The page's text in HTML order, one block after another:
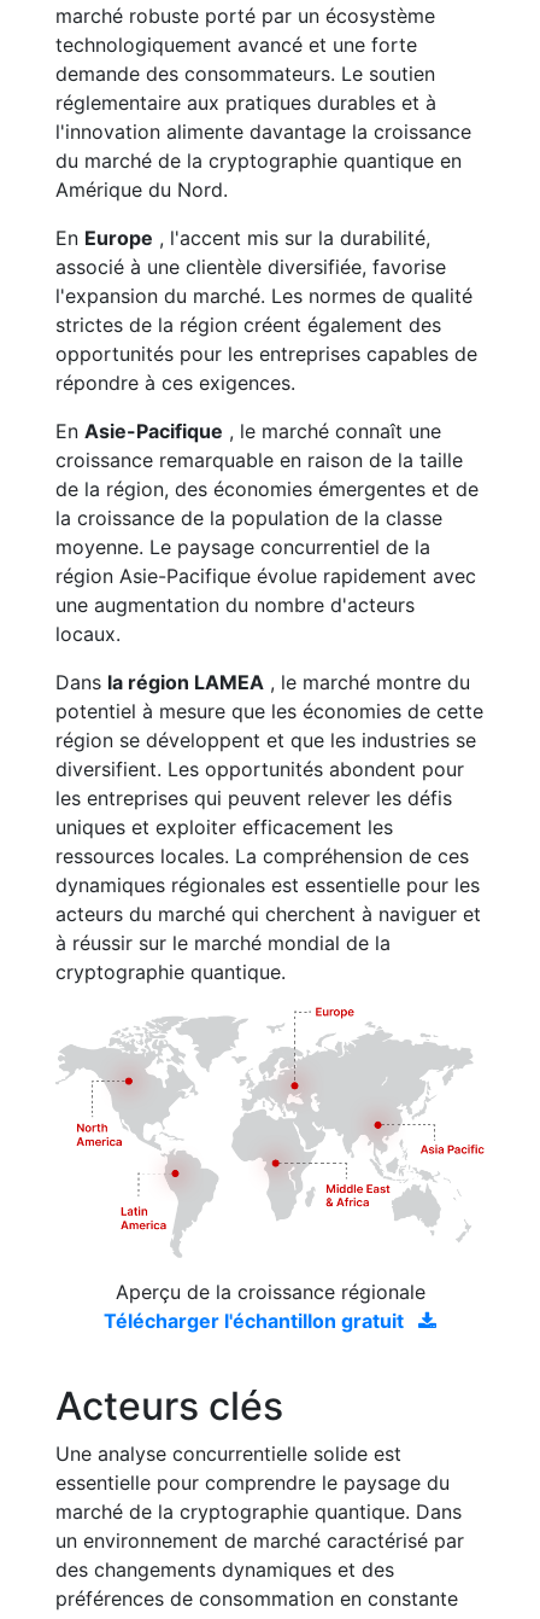
marché robuste porté par un écosystème
technologiquement avancé et une forte
demande des consommateurs. Le soutien
réglementaire aux pratiques durables et à
l'innovation alimente davantage la croissance
du marché de la cryptographie quantique en
Amérique du Nord.
En Europe , l'accent mis sur la durabilité,
associé à une clientèle diversifiée, favorise
l'expansion du marché. Les normes de qualité
strictes de la région créent également des
opportunités pour les entreprises capables de
répondre à ces exigences.
En Asie-Pacifique , le marché connaît une
croissance remarquable en raison de la taille
de la région, des économies émergentes et de
la croissance de la population de la classe
moyenne. Le paysage concurrentiel de la
région Asie-Pacifique évolue rapidement avec
une augmentation du nombre d'acteurs
locaux.
Dans la région LAMEA , le marché montre du
potentiel à mesure que les économies de cette
région se développent et que les industries se
diversifient. Les opportunités abondent pour
les entreprises qui peuvent relever les défis
uniques et exploiter efficacement les
ressources locales. La compréhension de ces
dynamiques régionales est essentielle pour les
acteurs du marché qui cherchent à naviguer et
à réussir sur le marché mondial de la
cryptographie quantique.
Aperçu de la croissance régionale
Télécharger l'échantillon gratuit
Acteurs clés
Une analyse concurrentielle solide est
essentielle pour comprendre le paysage du
marché de la cryptographie quantique. Dans
un environnement de marché caractérisé par
des changements dynamiques et des
préférences de consommation en constante